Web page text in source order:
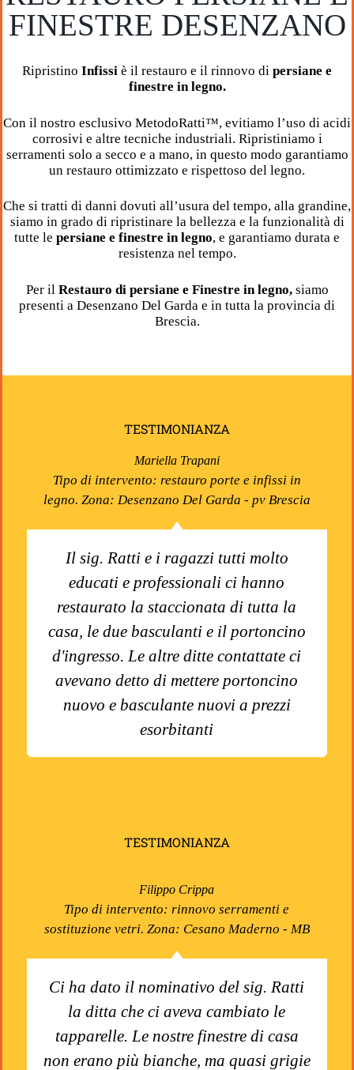
FINESTRE DESENZANO
Ripristino Infissi è il restauro e il rinnovo di persiane e
finestre in legno.
Con il nostro esclusivo MetodoRatti™, evitiamo l’uso di acidi
corrosivi e altre tecniche industriali. Ripristiniamo i
serramenti solo a secco e a mano, in questo modo garantiamo
un restauro ottimizzato e rispettoso del legno.
Che si tratti di danni dovuti all’usura del tempo, alla grandine,
siamo in grado di ripristinare la bellezza e la funzionalità di
tutte le persiane e finestre in legno, e garantiamo durata e
resistenza nel tempo.
Per il Restauro di persiane e Finestre in legno, siamo
presenti a Desenzano Del Garda e in tutta la provincia di
Brescia.
TESTIMONIANZA
Il sig. Ratti e i ragazzi tutti molto
educati e professionali ci hanno
restaurato la staccionata di tutta la
casa, le due basculanti e il portoncino
d'ingresso. Le altre ditte contattate ci
avevano detto di mettere portoncino
nuovo e basculante nuovi a prezzi
esorbitanti
Mariella Trapani
Tipo di intervento: restauro porte e infissi in
legno. Zona: Desenzano Del Garda - pv Brescia
TESTIMONIANZA
Ci ha dato il nominativo del sig. Ratti
la ditta che ci aveva cambiato le
tapparelle. Le nostre finestre di casa
non erano più bianche, ma quasi grigie
Filippo Crippa
Tipo di intervento: rinnovo serramenti e
sostituzione vetri. Zona: Cesano Maderno - MB